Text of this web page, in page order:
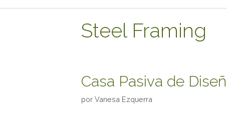
Steel Framing
Casa Pasiva de
por Vanesa Ezquerra